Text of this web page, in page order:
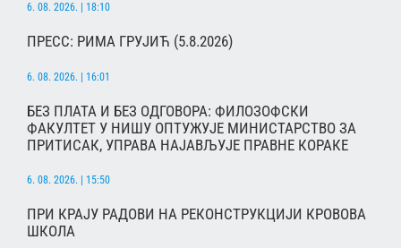
6. 08. 2026. | 18:10
ПРЕСС: РИМА ГРУЈИЋ (5.8.2026)
6. 08. 2026. | 16:01
БЕЗ ПЛАТА И БЕЗ ОДГОВОРА: ФИЛОЗОФСКИ
ФАКУЛТЕТ У НИШУ ОПТУЖУЈЕ МИНИСТАРСТВО ЗА
ПРИТИСАК, УПРАВА НАЈАВЉУЈЕ ПРАВНЕ КОРАКЕ
6. 08. 2026. | 15:50
ПРИ КРАЈУ РАДОВИ НА РЕКОНСТРУКЦИЈИ КРОВОВА
ШКОЛА